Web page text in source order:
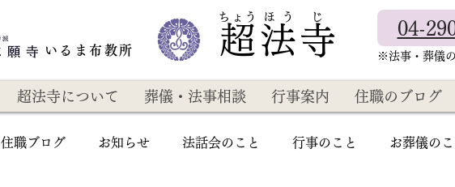
いるま布教所 超法寺
​ちょう ほ う じ
04-
​※法事・葬儀
超法寺について 葬儀・法事相談 行事案内 住職のブログ
住職ブログ お知らせ 法話会のこと 行事のこと お葬儀のこ